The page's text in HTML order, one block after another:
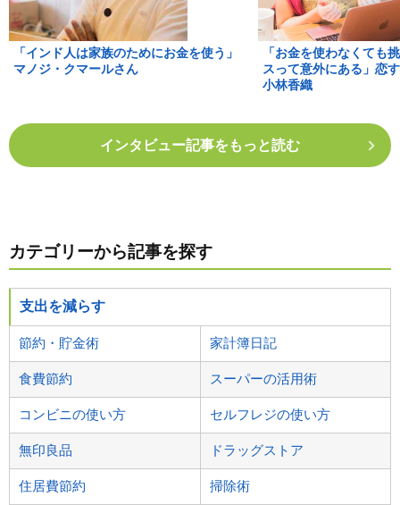
「インド人は家族のためにお金を使う」
マノジ・クマールさん
「お金を使わなくても
スって意外にある」恋
小林香織
インタビュー記事をもっと読む
カテゴリーから記事を探す
支出を減らす
節約・貯金術 家計簿日記
食費節約 スーパーの活用術
コンビニの使い方 セルフレジの使い方
無印良品 ドラッグストア
住居費節約 掃除術